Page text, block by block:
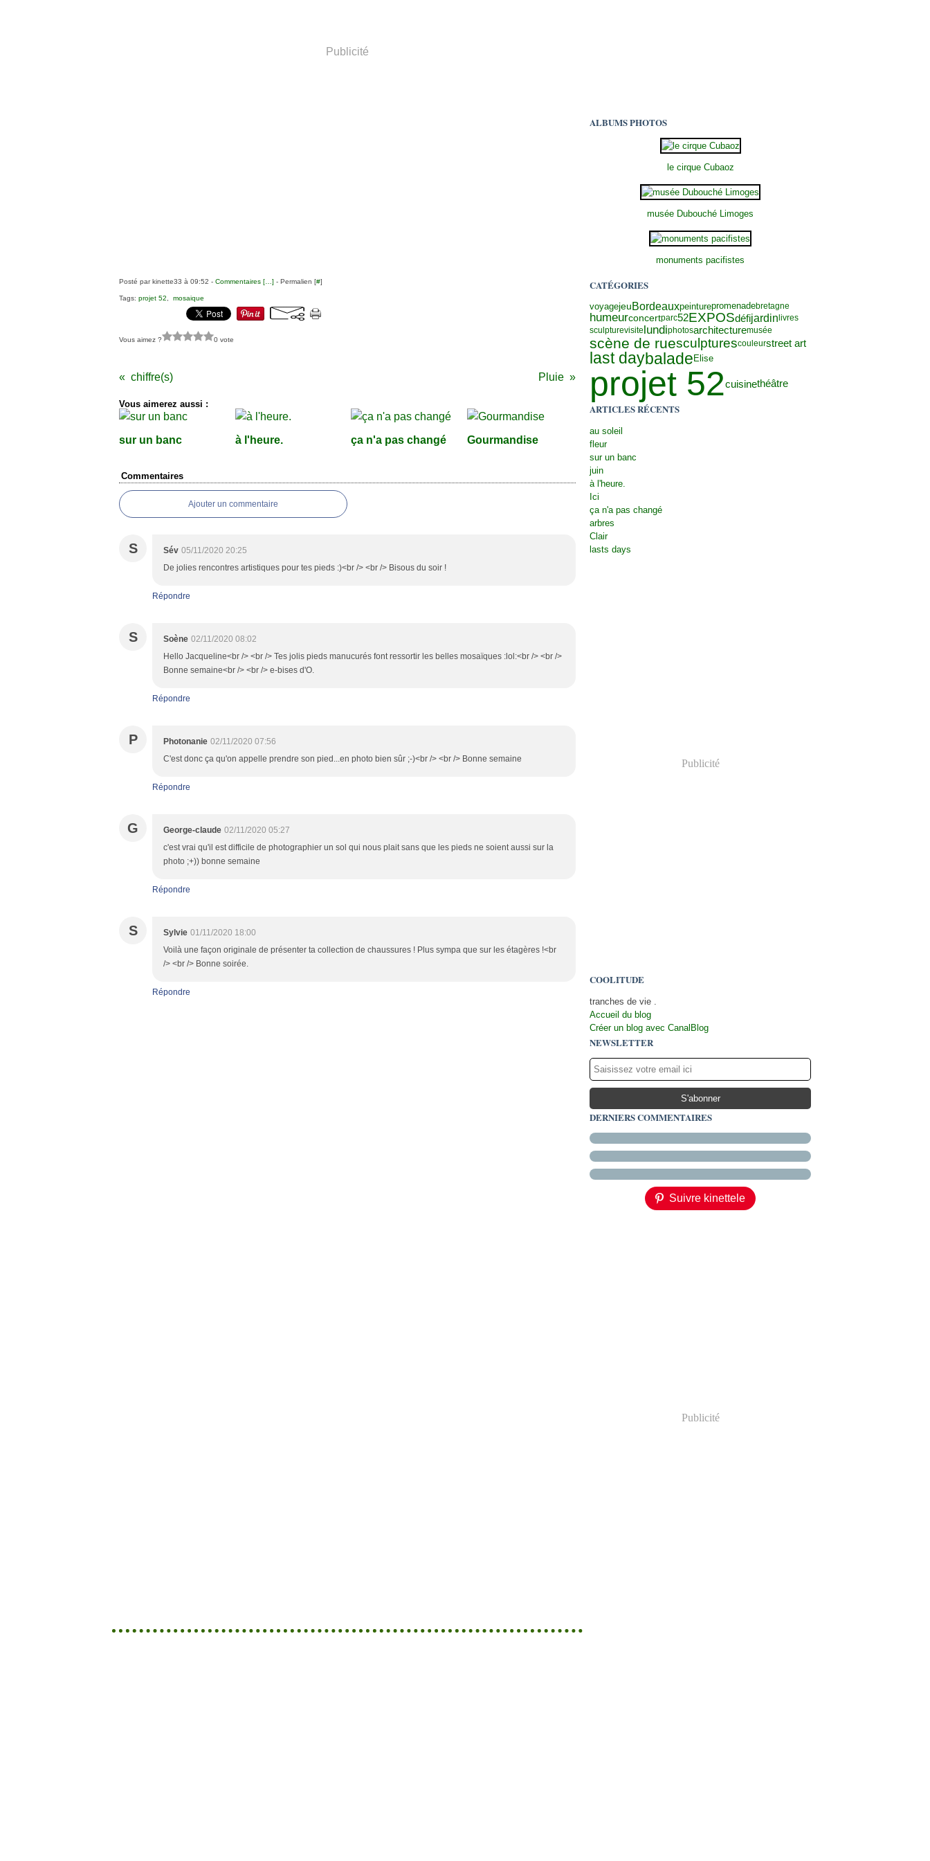
Publicité
Posté par kinette33 à 09:52 - Commentaires [ ] - Permalien [#]
Tags: projet 52 mosaique
Vous aimez ? 0 vote
chiffre(s) Pluie
Vous aimerez aussi :
sur un banc à l'heure. ça n'a pas changé Gourmandise
Commentaires
Ajouter un commentaire
S Sév 05/11/2020 20:25
De jolies rencontres artistiques pour tes pieds :)<br /> <br /> Bisous du soir !
Répondre
S Soène 02/11/2020 08:02
Hello Jacqueline<br /> <br /> Tes jolis pieds manucurés font ressortir les belles mosaïques :lol:<br /> <br />
Bonne semaine<br /> <br /> e-bises d'O.
Répondre
P Photonanie 02/11/2020 07:56
C'est donc ça qu'on appelle prendre son pied...en photo bien sûr ;-)<br /> <br /> Bonne semaine
Répondre
G George-claude 02/11/2020 05:27
c'est vrai qu'il est difficile de photographier un sol qui nous plait sans que les pieds ne soient aussi sur la
photo ;+)) bonne semaine
Répondre
S Sylvie 01/11/2020 18:00
Voilà une façon originale de présenter ta collection de chaussures ! Plus sympa que sur les étagères !<br
/> <br /> Bonne soirée.
Répondre
ALBUMS PHOTOS
le cirque Cubaoz
musée Dubouché Limoges
monuments pacifistes
CATÉGORIES
voyagejeuBordeauxpeinturepromenadebretagne
humeurconcertparc52EXPOSdéfijardin livres
sculpturevisitelundiphotosarchitecturemusée
scène de ruesculpturescouleurstreet art
last daybalade Elise
projet 52cuisinethéâtre
ARTICLES RÉCENTS
au soleil
fleur
sur un banc
juin
à l'heure.
Ici
ça n'a pas changé
arbres
Clair
lasts days
Publicité
COOLITUDE
tranches de vie .
Accueil du blog
Créer un blog avec CanalBlog
NEWSLETTER
DERNIERS COMMENTAIRES
Suivre kinettele
Publicité